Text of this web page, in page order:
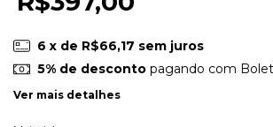
6 x de R$66,17 sem juros
5% de descontopagando com
Ver mais detalhes